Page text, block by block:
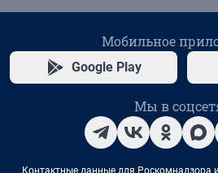
Мобильное
Google Play
Мы в
Контактные данные для Роскомнадзора